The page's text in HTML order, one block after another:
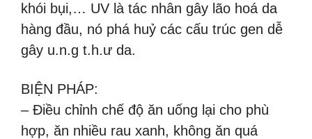
khói bụi,… UV là tác nhân gây lão hoá da
hàng đầu, nó phá huỷ các cấu trúc gen dễ
gây u.n.g t.h.ư da.
BIỆN PHÁP:
– Điều chỉnh chế độ ăn uống lại cho phù
hợp, ăn nhiều rau xanh, không ăn quá